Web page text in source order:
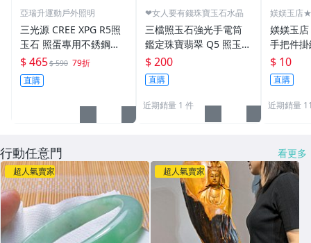
亞瑞升運動戶外照明
三光源 CREE XPG R5照
玉石 照蛋專用不銹鋼手
電筒 黃光 白光 紫光UV3
65nm檢測 琥珀 蜜蠟 翡
翠 珠寶
$ 465$ 590 79折
直購
❤女人要有錢珠寶玉石水晶
三檔照玉石強光手電筒
鑑定珠寶翡翠 Q5 照玉燈
玉石燈 玉石翡翠琥珀暇
疵色澤紋路 LED白光/黃
光任選
$ 200
直購
近期銷量 1 件
媄媄玉店
媄媄玉
手把件
子把玩
選
$ 10
直購
近期銷量
行動任意門 看更多
超人氣賣家 超人氣賣家